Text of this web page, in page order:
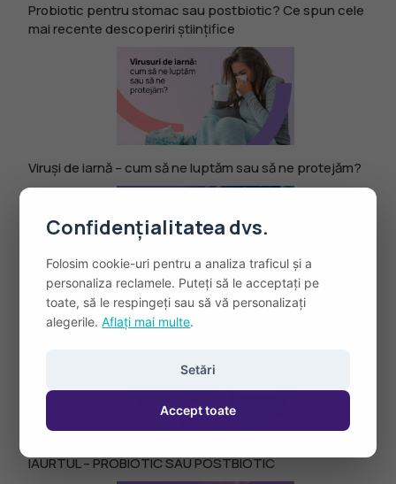
Probiotic pentru stomac sau postbiotic? Ce spun cele
mai recente descoperiri științifice
Viruși de iarnă – cum să ne luptăm sau să ne protejăm?
Postbiotic – recunoaștere din partea Asociației
Internaționale Științifice pentru Probiotice și Prebiotice
IAURTUL – PROBIOTIC SAU POSTBIOTIC
Confidențialitatea dvs.
Folosim cookie-uri pentru a analiza traficul și a
personaliza reclamele. Puteți să le acceptați pe
toate, să le respingeți sau să vă personalizați
alegerile.Aflați mai multe.
Setări
Accept toate